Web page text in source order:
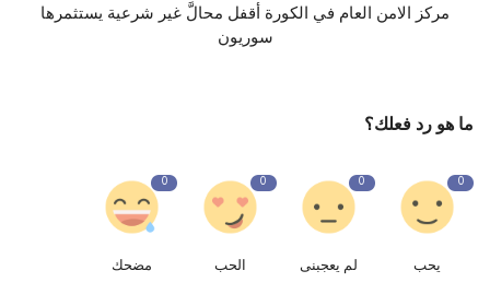
مركز الامن العام في الكورة أقفل محالَّ غير شرعية يستثمرها
سوريون
ما هو رد فعلك؟
0
يحب
0
لم يعجبنى
0
الحب
0
مضحك